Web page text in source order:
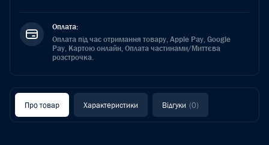
Оплата:
Оплата під час отримання товару, Apple Pay, Google
Pay, Картою онлайн, Оплата частинами/Миттєва
розстрочка.
Про товар Характеристики Відгуки (0)